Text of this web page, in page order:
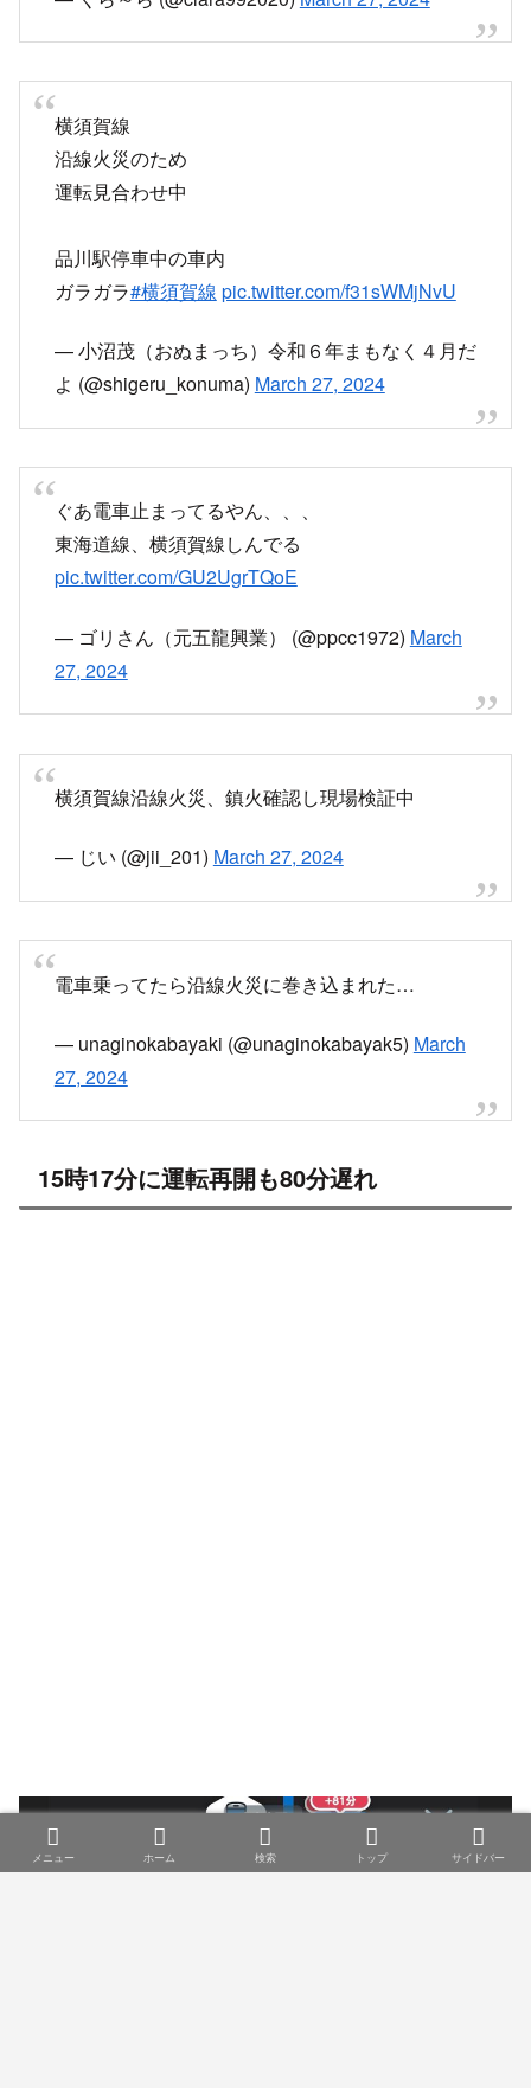
横須賀線
沿線火災のため
運転見合わせ中
品川駅停車中の車内
ガラガラ#横須賀線 pic.twitter.com/f31sWMjNvU
— 小沼茂（おぬまっち）令和６年まもなく４月だ
よ (@shigeru_konuma) March 27, 2024
ぐあ電車止まってるやん、、、
東海道線、横須賀線しんでる
pic.twitter.com/GU2UgrTQoE
— ゴリさん（元五龍興業） (@ppcc1972) March
27, 2024
横須賀線沿線火災、鎮火確認し現場検証中
— じい (@jii_201) March 27, 2024
電車乗ってたら沿線火災に巻き込まれた…
— unaginokabayaki (@unaginokabayak5) March
27, 2024
15時17分に運転再開も80分遅れ
メニュー ホーム 検索 トップ サイドバー